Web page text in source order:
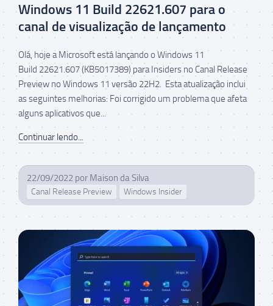
Windows 11 Build 22621.607 para o
canal de visualização de lançamento
Olá, hoje a Microsoft está lançando o Windows 11
Build 22621.607 (KB5017389) para Insiders no Canal Release
Preview no Windows 11 versão 22H2. Esta atualização inclui
as seguintes melhorias: Foi corrigido um problema que afeta
alguns aplicativos que...
Continuar lendo...
22/09/2022 por Maison da Silva
Canal Release Preview Windows Insider